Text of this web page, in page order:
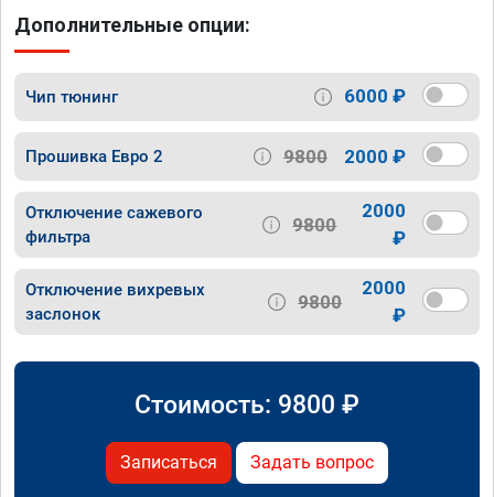
Дополнительные опции:
Чип тюнинг 6000 ₽
Прошивка Евро 2 9800 2000 ₽
Отключение сажевого
фильтра
9800
2000
₽
Отключение вихревых
заслонок
9800
2000
₽
Стоимость: 9800 ₽
Записаться Задать вопрос